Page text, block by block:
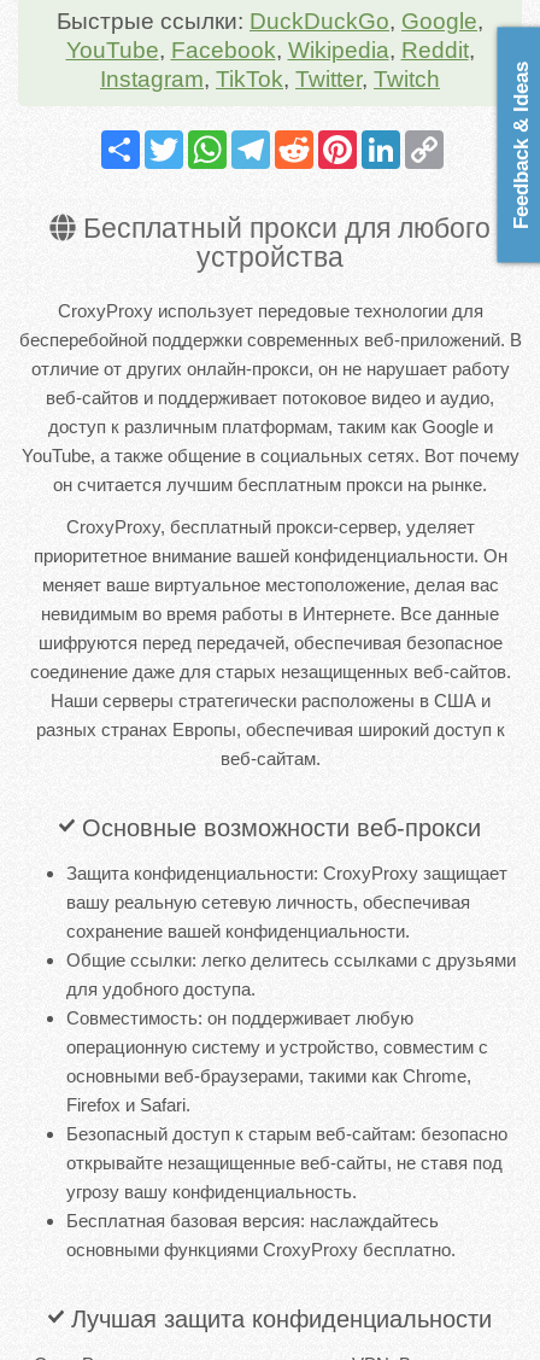
Быстрые ссылки: DuckDuckGo, Google,
YouTube, Facebook, Wikipedia, Reddit,
Instagram, TikTok, Twitter, Twitch
Share TwitterWhatsAppTelegramRedditPinterestLinkedIn
Бесплатный прокси для любого
устройства
CroxyProxy использует передовые технологии для
бесперебойной поддержки современных веб-приложений. В
отличие от других онлайн-прокси, он не нарушает работу
веб-сайтов и поддерживает потоковое видео и аудио,
доступ к различным платформам, таким как Google и
YouTube, а также общение в социальных сетях. Вот почему
он считается лучшим бесплатным прокси на рынке.
CroxyProxy, бесплатный прокси-сервер, уделяет
приоритетное внимание вашей конфиденциальности. Он
меняет ваше виртуальное местоположение, делая вас
невидимым во время работы в Интернете. Все данные
шифруются перед передачей, обеспечивая безопасное
соединение даже для старых незащищенных веб-сайтов.
Наши серверы стратегически расположены в США и
разных странах Европы, обеспечивая широкий доступ к
веб-сайтам.
Основные возможности веб-прокси
Защита конфиденциальности: CroxyProxy защищает
вашу реальную сетевую личность, обеспечивая
сохранение вашей конфиденциальности.
Общие ссылки: легко делитесь ссылками с друзьями
для удобного доступа.
Совместимость: он поддерживает любую
операционную систему и устройство, совместим с
основными веб-браузерами, такими как Chrome,
Firefox и Safari.
Безопасный доступ к старым веб-сайтам: безопасно
открывайте незащищенные веб-сайты, не ставя под
угрозу вашу конфиденциальность.
Бесплатная базовая версия: наслаждайтесь
основными функциями CroxyProxy бесплатно.
Лучшая защита конфиденциальности
Feedback & Ideas